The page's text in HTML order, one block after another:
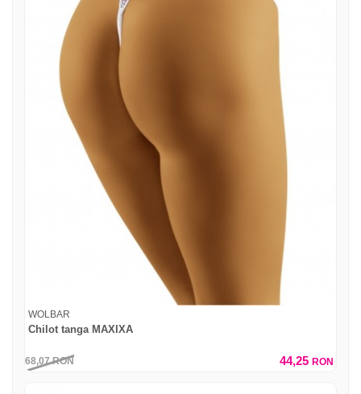
WOLBAR
Chilot tanga MAXIXA
68,07RON 44,25 RON